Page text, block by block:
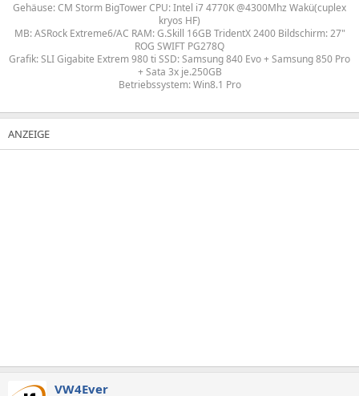
Gehäuse: CM Storm BigTower CPU: Intel i7 4770K @4300Mhz Wakü(cuplex
kryos HF)
MB: ASRock Extreme6/AC RAM: G.Skill 16GB TridentX 2400 Bildschirm: 27"
ROG SWIFT PG278Q
Grafik: SLI Gigabite Extrem 980 ti SSD: Samsung 840 Evo + Samsung 850 Pro
+ Sata 3x je.250GB
Betriebssystem: Win8.1 Pro
VW4Ever